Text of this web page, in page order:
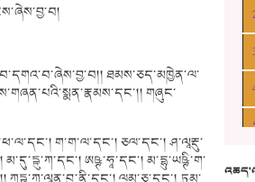
ཐམས་ཅད་མཁྱེན་ལ་
གཞུང་
སྲན་མ་དཏྟ་དང་། བྱི་ཙ་དང་། ཤི་བ་དང་། ཨ་བྱ་ཐ་དང་། སྟུ་ཏ་ན་དང། ཨ་མོ་གྷ་དང་། ཙ་ཏ་ཀི་དང་། མྲི་ཏ་ན་དང་། ཨ་མྲྀ་ཏ་དང་། དེ་དག་ནི་ཨ་རུ་རའི་མིང་ཡིན་ནོ།། ཏྲ་ཏི་ཕ་དང་། ཨ་མ་ལ་ཀ་དང་། ཛ་ཏི་རས་ཕལ་དང་། ཤི་བ་དང་། ཀོ་རང་ཀ་ཀ་དང་། ཨ་མྲྀ་ཏ་དང་། ཕ་ལ་དང་། ཤྲཱི་ཕ་ལ་དང་། ཨ་མྲྀ་ཏོདྦྷ་བ་དང་། དེ་དག་ནི་སྐྱུ་ར་རའི་མིང་གི་བྱེ་བྲག་གོ།། བིཏ་ཤ་དང་། ཀར་ཤ་ཕ་ལ་དང་། ཀ་ལི་བྷྲྀ་ཀྵ་དང་། ཀ་ལོ་ཏུ་མ་དང། བ་པནྟ་ཀ་དང་། བུ་ཏ་ཙ་ས་དང་། ཧ་རྱ་ཀྵོ་དང་། ཨ་མན་པྲིར་ཡ་དང་། དེ་དག་ནི་བ་རུ་རའི་མིང་གི་དབྱེ་བ་འོ།། སུ་ད་དང་། ནྱ་ཊ་དང་། མ་བྲྀ་ཀྵ་དང་། གན་དྲི་བ་དང་། བཛྲ་ཀར་མུ་ཀ་དང་། སྣུ་ཧ་དང་། ས་མནྟ་དུ་གྟ་དང། སྦུག་དང་། བཛྲི་རི་དང་། ནིཤྲི་ཤ་པཏྟྲ་ཀ་དང་། དེ་དག་ནི་ཤི་རི་ཁཎྜའི་རྣམ་གྲངས་སོ།། ཤཾ་ཁི་ནི་དང་། ཏིག་ཏ་ལ་དང་། ཙིད་ཙ་དང་། ཡ་པ་ཏིག་ཏ་དང་། ཨ་ཀྵ་པཱི་ད་ཀ་དང་། བ་ཡུ་ཕེ་ཕབ་དང་། བ་ཡུ་ར་ས་དང་། ཌ་ད་པཱ་ད་དང་། ཅི་སར་པི་ནི་དང་། དེ་དག་ནི་ཤཾ་ཁི་ནིའི་མིང་ཡིན་ནོ།། ཀ་ལི་ཀ་དང་། ཀ་ལ་དང་། ནཱི་ལ་དང་། རུ་ནི་བི་ཤོད་ནི་དང་། གྲཱ་མྱ་དང་། ཏུད་ཚ་དང་། ནྰི་ལ་པུས་ཤྱི་དང་། ཙི་ར་བི་ར་དང་། བཱ་ཧི་བྱི་དང་། དེ་དག་ནི་ནི་ལིའི་མིང་ཡིན་ནོ།། རོ་ཏྲ་དང་། ག་ཏི་རི་ཏ་དང་། ཤི་བེ་རི་དང་། ཏི་པལྦ་ཀ་པ་དང་། ཤཱ་བ་ར་དང་། གྷ་ན་ཏྭག་ཀ་དང་། བྲི་ཧ་ར་དྷ་ད་དང་། པ་ཏི་དང་། ཤ་བ་ར་པ་དང་། དེ་དག་ནི་ཤ་བ་དང་རི་གསེར་ཕྲོམ་གྱི་མིང་ངོ་།། ཤ་བ་ར་ཀ་དང་། ཤྭེཏ་རོདྡྰ་དང་། ཨ་ཀྵི་བེ་ཤ་ཛ་དང་། ཛིར་ན་བུདྡྷ་ན་དང་། བྲི་ཧད་པཏྟྲ་དང་། ཀྲ་མུ་ཀ་དང་། སྠུ་ལ་བ་ཀ་དང་། དེ་དག་ནི་སེང་ཕྲོམ་དཀར་པོའི་མིང་གི་བྱེ་བྲག་ཡིན་ནོ།། ཨ་རག་གྭ་དང་། རཱ་ཛ་པྲྀ་ཀྵ་དང་། ཤ་མྱ་ཀ་དང་། ཙ་རུས་ཨངྒུ་ལི་དང་། ཀརྞི་ཀ་དང་། བྱ་དི་ག་ཏི་དང་། གྲི་ཏ་མ་ལ་དང་། རེའི་ཏ་དང་། དང་ཀའི་མིང་གི་རྣམ་གྲངས་སོ།། ཀཾ་བི་ལྱ་ཀ་དང་། རའུ་ཙ་ན་ཀ་དང་། རཀྟ་ཙཱུ་ར་ན་ཀ་དང་། རཀྟ་གཱ་དང་། རཀྟ་ཤམ་དང་། ཙི་རེ་ཀི་དང་། བྲ་ན་ཤོད་ན་དང་། དེ་དག་ནི་ཀཾ་བི་ལྱ་གའི་མིང་ཡིན་ནོ།། སྭ་ར་ན་ཀྵི་རི་དང། ཧེ་མ་དུག་དྷ་དང་། ཧེ་མ་ཀྵི་རི་དང་། ཀ་ཙ་ནི་དང་། ཧེ་མཱ་བ་ཏཱི་དང་། སརྦ་སྦ་ན་དུག་དྷ་དང་། མ་ཧེ་མཱ་ཧཱ་དང་། ཏིག་ཏུ་དུག་ཏིག་དང་དེ་དག་ནི་རྩང་སྨན་ཁྲོལ་བུའི་མིང་ངོ་།། ཀྵི་ར་དང་། དུག་དྷ་དང་། པ་ཡ་ས་དང་། དེ་དག་ནི་བུད་མེད་ཀྱི་ནུ་ཞོའི་མིང་ངོ་།། འོ་མ་ཞེས་བྱ་བ་གང་དུ་འབྱུང་བ་དེར་ནི་བའི་འོ་མ་ཡིན་པར་ཤེས་པར་བྱའོ།། འོ་མ་གྱུར་པ་ནི་ཞོ་ཞེས་བྱའོ།། བརྗོད་དོ།། ཤར་ཞེས་བྱ་བ་ནི་ཞོའི་སྦྲིས་མ་ཡིན་པར་རིག་པར་བྱའོ།། ད་དྷི་ན་ན་ཏཱ་ཞེས་བྱ་བ་ནི་ཞོ་ག་ཆུ་ལ་ཟེར་རོ།། ཞོ་བསྡུས་པ་ལས་མར་བྱུང་བ་ནི་མར་སར་ཞེས་བརྗོད་དོ།། མིང་རྣམས་གཅིག་ཧ་ཡང་ག་བྱིན་ཞེས་ཀྱང་བྱའོ།། སར་པི་དང་། ཨད་ཛ་དང་། གྲི་ཏ་དང་། ཧ་བྱི་དང། དེ་དག་ནི་མར་གྱི་མིང་ངོ་།། ན་ཨུད་ཤྭི་དང་། མ་ཐི་ཐ་དང་། ཏག་ཀྲ་དང་། ཀྲ་ལ་ཤ་ཡམ་དང་། པི་ལི་ཌི་ཏ་དང་། དནྟ་ཧ་ཏ་དང་། གོ་ར་ས་དང་། དེ་དག་ནི་དར་བའི་མིང་གི་རྣམ་གྲངས་སོ།། དེ་བསྡུས་པའི་དབུ་བ་ནི་ཀ་དྷ་བ་ཞེས་བྱའོ།། གོ་མུདྡཏྲ་དང་། གོ་ཛ་ལ་དང་། གམ་བུ་དང་། བྲ་ཧྨ་ཨམྦོ་དང་། དེ་དག་ནི་བ་གཅིན་གྱི་མིང་གི་དབྱེ་བའོ།། གཅིན་ལྷག་མ་བདུན་པོ་ནི་སོ་སོའི་བྱེ་བྲག་གིས་རྟོགས་པར་བྱའོ།། བ་ལང་ལ་སོགས་པ་རྣམ་པ་བརྒྱད་ཀྱི་རྟུག་པའི་མིང་ནི་ཤ་ཀྲིད་དང་། ཀ་རི་ཤ་དང་། ཚག་ན་དང་། བ་གེ་ཤ་དང་། དེ་རྣམས་ཡིན་ནོ།། ཀུ་ཤ་དང་། མུད་པ་ལ་ཀུ་ན་དང་། པ་ཀ་ལ་ཀ་དང་། པ་རི་བ་ཀྱང་སྱ་ཀ་དང་། ཨ་མ་ཡ་དང་། གྷ་ད་དང་། རོ་ག་དང་། ཏྭ་ག་ཏོ་ཤ་དང་། བྱ་དི་དང་། དེ་དག་ནི་རུ་རྟའི་མིང་ཡིན་ནོ།། ཤཱལ་ཊུ་དང་། ཤན་ཏི་ལླྱཀ་དང་། པུ་ཏི་པ་ཏ་དང་། མ་ཧཱ་བལ་དང་། ཤྲཱི་ཕ་ལ་དང་། ཤྲི་ཨཧཱ་དང་། གནྡྷ་དང་ཤྲི་དང་དེ་ལས་ཀྱང་བིལ་བ་གཞོན་ནུ་ནི་ཅིལ་པ་ཀར་བ་ཀ་ཏི་ཞེས་བྱ་སྟེདེ་དག་བིལ་བའི་མིང་བྱེ་བྲག་གོ། ཀསྨ་རི་དང་། ཤྲི་བརྞི་ཧི་ར་དང་། ཀརྨི་རྱ་དང་། ཀད་པ་ལ་དང་། ཀ་ཧྨ་རི་དང་། སརྦ་པ་ཏོ་པ་ཏྲ་དང། ཀྲི་སྣ་མི་ཏི་ཀ་དང་། དེ་དག་ནི་ཏད་པལ་གྱི་མིང་གི་རྣམ་གྲངས་སོ།། ཨ་གྣི་མནྠ་དང་། ཨ་གྷི་ས་བྷན་དང་། ཏད་ཀ་རཱི་དང་། བི་ཛ་ཡ་ཏི་ཀ་དང་། བྷ་ནི་མནྠ་དང་། ཨ་ར་ནི་དང་། ཀི་ཏ་དང་། ཛ་ཡ་དང་། པ་བ་ཀ་དང་། མནྠན་དང་། དེ་དག་ནི་ཨགྣི་མནྠའི་མིང་གི་བྱེ་བྲག་ཡིན་ནོ།། པཻ་ཛ་ཨནྟི་དང་། བྷནྣ་ནིརྨ་ཐ་ནི་དང། ཛ་ཡ་དང་། ཨ་ར་